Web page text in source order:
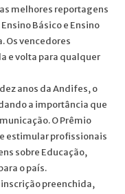
melhores reportagens
Básico e Ensino
Os vencedores
e volta para qualquer
anos da Andifes, o
a importância que
O Prêmio
estimular profissionais
sobre Educação,
o país.
preenchida,